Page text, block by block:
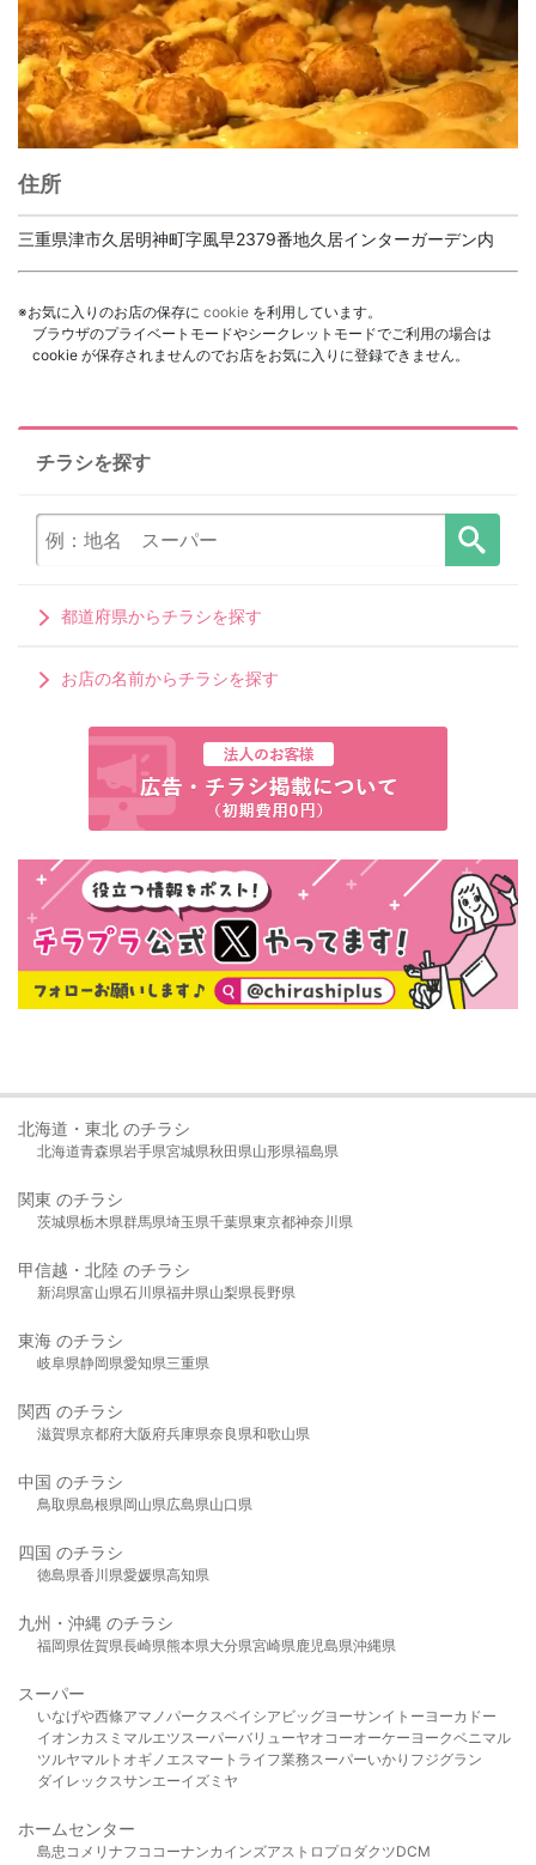
住所
三重県津市久居明神町字風早2379番地久居インターガーデン内
※お気に入りのお店の保存に cookie を利用しています。
ブラウザのプライベートモードやシークレットモードでご利用の場合は
cookie が保存されませんのでお店をお気に入りに登録できません。
チラシを探す
都道府県からチラシを探す
お店の名前からチラシを探す
北海道・東北 のチラシ
北海道青森県岩手県宮城県秋田県山形県福島県
関東 のチラシ
茨城県栃木県群馬県埼玉県千葉県東京都神奈川県
甲信越・北陸 のチラシ
新潟県富山県石川県福井県山梨県長野県
東海 のチラシ
岐阜県静岡県愛知県三重県
関西 のチラシ
滋賀県京都府大阪府兵庫県奈良県和歌山県
中国 のチラシ
鳥取県島根県岡山県広島県山口県
四国 のチラシ
徳島県香川県愛媛県高知県
九州・沖縄 のチラシ
福岡県佐賀県長崎県熊本県大分県宮崎県鹿児島県沖縄県
スーパー
いなげや西條アマノパークスベイシア ビッグヨーサンイトーヨーカドー
イオンカスミ マルエツスーパーバリューヤオコーオーケー ヨークベニマル
ツルヤマルト オギノ エスマート ライフ業務スーパーいかり フジグラン
ダイレックスサンエーイズミヤ
ホームセンター
島忠 コメリ ナフコ コーナンカインズアストロプロダクツDCM